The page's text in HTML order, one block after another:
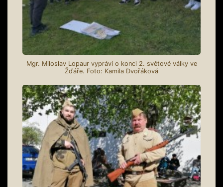
Mgr. Miloslav Lopaur vypráví o konci 2. světové války ve
Žďáře. Foto: Kamila Dvořáková